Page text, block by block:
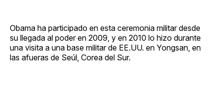
Obama ha participado en esta ceremonia militar desde
su llegada al poder en 2009, y en 2010 lo hizo durante
una visita a una base militar de EE.UU. en Yongsan, en
las afueras de Seúl, Corea del Sur.